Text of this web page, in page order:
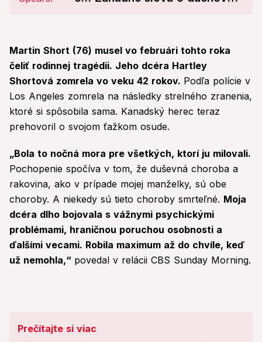
Martin Short (76) musel vo februári tohto roka
čeliť rodinnej tragédii. Jeho dcéra Hartley
Shortová zomrela vo veku 42 rokov. Podľa polície v
Los Angeles zomrela na následky strelného zranenia,
ktoré si spôsobila sama. Kanadský herec teraz
prehovoril o svojom ťažkom osude.
„Bola to nočná mora pre všetkých, ktorí ju milovali.
Pochopenie spočíva v tom, že duševná choroba a
rakovina, ako v prípade mojej manželky, sú obe
choroby. A niekedy sú tieto choroby smrteľné. Moja
dcéra dlho bojovala s vážnymi psychickými
problémami, hraničnou poruchou osobnosti a
ďalšími vecami. Robila maximum až do chvíle, keď
už nemohla,“ povedal v relácii CBS Sunday Morning.
Prečítajte si viac